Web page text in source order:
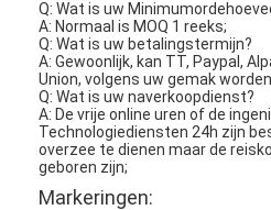
Thuis
Producten
Video's
Q: Wat is uw
A: Normaal is MOQ 1 reeks;
Q: Wat is uw betalingstermijn?
A: Gewoonlijk, kan TT, Paypal,
Union, volgens uw gemak
Q: Wat is uw naverkoopdienst?
A: De vrije online uren of de
Technologiediensten 24h zijn
overzee te dienen maar de
geboren zijn;
Markeringen: